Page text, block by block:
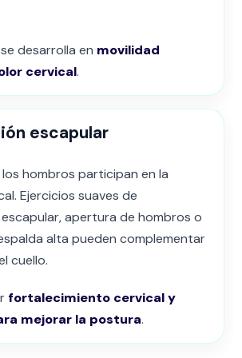
desarrolla en movilidad
cervical.
escapular
hombros participan en la
Ejercicios suaves de
apertura de hombros o
alta pueden complementar
cuello.
fortalecimiento cervical y
mejorar la postura.